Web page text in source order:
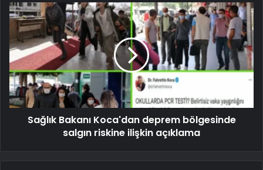
Sağlık Bakanı Koca'dan deprem bölgesinde
salgın riskine ilişkin açıklama